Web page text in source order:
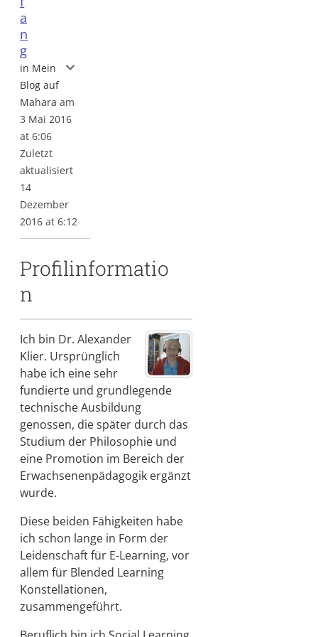
a
n
g
Das Ende nach dem Anfang
in Mein
Blog auf
Maharaam
3 Mai 2016
at 6:06
Zuletzt
aktualisiert
14
Dezember
2016 at 6:12
Profilinformatio
n
Ich bin Dr. Alexander
Klier. Ursprünglich
habe ich eine sehr
fundierte und grundlegende
technische Ausbildung
genossen, die später durch das
Studium der Philosophie und
eine Promotion im Bereich der
Erwachsenenpädagogik ergänzt
wurde.
Diese beiden Fähigkeiten habe
ich schon lange in Form der
Leidenschaft für E-Learning, vor
allem für Blended Learning
Konstellationen,
zusammengeführt.